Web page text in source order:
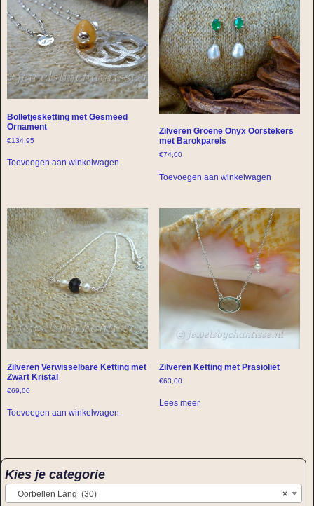
Bolletjesketting met Gesmeed
Ornament
€134,95
Toevoegen aan winkelwagen
Zilveren Groene Onyx Oorstekers
met Barokparels
€74,00
Toevoegen aan winkelwagen
Zilveren Verwisselbare Ketting met
Zwart Kristal
€69,00
Toevoegen aan winkelwagen
Zilveren Ketting met Prasioliet
€63,00
Lees meer
Kies je categorie
×
Oorbellen Lang (30)